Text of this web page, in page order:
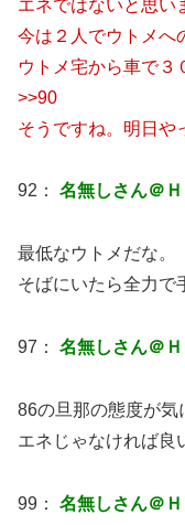
エネではないと思い
今は２人でウトメへ
ウトメ宅から車で３
>>90
そうですね。明日や
92： 名無しさん＠Ｈ
最低なウトメだな。
そばにいたら全力で
97： 名無しさん＠Ｈ
86の旦那の態度が気
エネじゃなければ良
99： 名無しさん＠Ｈ